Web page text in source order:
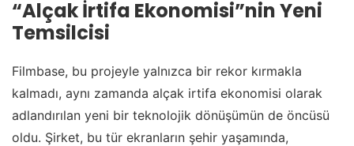
“Alçak İrtifa Ekonomisi”nin Yeni
Temsilcisi
Filmbase, bu projeyle yalnızca bir rekor kırmakla
kalmadı, aynı zamanda alçak irtifa ekonomisi olarak
adlandırılan yeni bir teknolojik dönüşümün de öncüsü
oldu. Şirket, bu tür ekranların şehir yaşamında,